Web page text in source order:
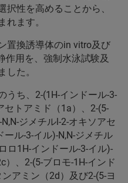
択性を高めることから、
れます。
置換誘導体のin vitro及び
作用を、強制水泳試験及
した。
うち、2-(1H-インドール-3-
セトアミド（1a）、2-(5-
ジメチルl-2-オキソアセ
ール-3-イル)-N,N-ジメチル
ロ1H-インドール-3-イル)-
）、2-(5-ブロモ-1H-インド
アミン（2d）及び2-(5-ヨ